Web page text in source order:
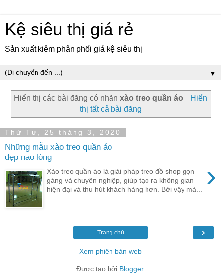
Kệ siêu thị giá rẻ
Sản xuất kiêm phân phối giá kệ siêu thị
▼
Hiển thị các bài đăng có nhãnxào treo quần áo.
Hiển
thị tất cả bài đăng
Thứ Tư, 25 tháng 3, 2020
Những mẫu xào treo quần áo
đẹp nao lòng
›
Xào treo quần áo là giải pháp treo đồ shop gọn
gàng và chuyên nghiệp, giúp tạo ra không gian
hiện đại và thu hút khách hàng hơn. Bởi vậy mà...
›
Trang chủ
Xem phiên bản web
Được tạo bởi Blogger.